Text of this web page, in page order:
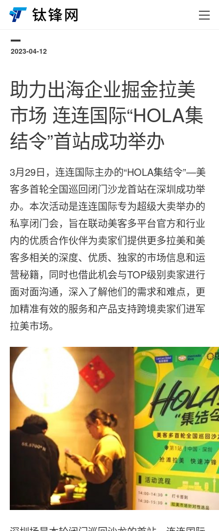
2023-04-12
助力出海企业掘金拉美
市场 连连国际“HOLA集
结令”首站成功举办
3月29日，连连国际主办的“HOLA集结令”—美
客多首轮全国巡回闭门沙龙首站在深圳成功举
办。本次活动是连连国际专为超级大卖举办的
私享闭门会，旨在联动美客多平台官方和行业
内的优质合作伙伴为卖家们提供更多拉美和美
客多相关的深度、优质、独家的市场信息和运
营秘籍，同时也借此机会与TOP级别卖家进行
面对面沟通，深入了解他们的需求和难点，更
加精准有效的服务和产品支持跨境卖家们进军
拉美市场。